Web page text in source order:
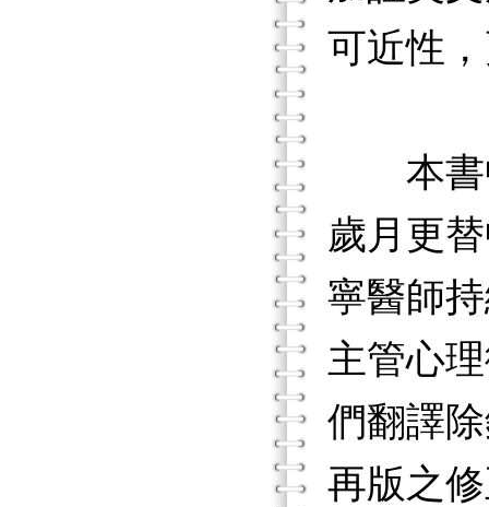
可近性
本書中
歲月更
寧醫師
主管心
們翻譯
再版之